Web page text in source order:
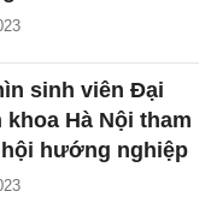
sinh viên Đại
khoa Hà Nội tham
hướng nghiệp